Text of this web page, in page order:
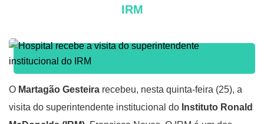
IRM
O Martagão Gesteira recebeu, nesta quinta-feira (25), a
visita do superintendente institucional do Instituto Ronald